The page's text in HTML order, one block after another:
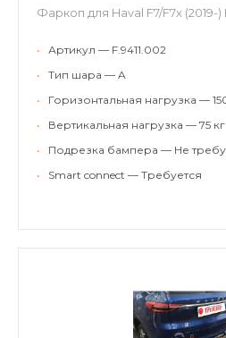
Фаркоп для Haval F7/F7x (2019-)
•
Артикул — F.9411.002
•
Тип шара — A
•
Горизонтальная нагрузка —
•
Вертикальная нагрузка — 75 кг
•
Подрезка бампера — Не
•
Smart connect — Требуется